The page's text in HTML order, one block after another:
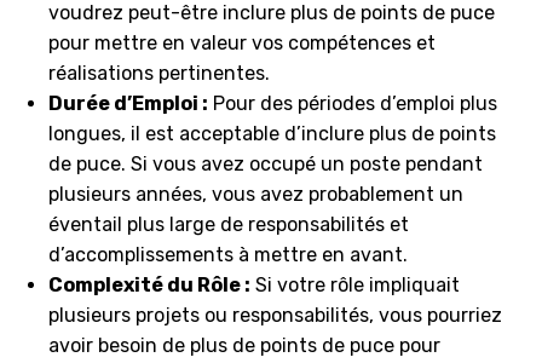
voudrez peut-être inclure plus de points de puce
pour mettre en valeur vos compétences et
réalisations pertinentes.
Durée d’Emploi : Pour des périodes d’emploi plus
longues, il est acceptable d’inclure plus de points
de puce. Si vous avez occupé un poste pendant
plusieurs années, vous avez probablement un
éventail plus large de responsabilités et
d’accomplissements à mettre en avant.
Complexité du Rôle : Si votre rôle impliquait
plusieurs projets ou responsabilités, vous pourriez
avoir besoin de plus de points de puce pour